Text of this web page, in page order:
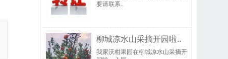
要请联系..
柳城凉水山采摘开园啦..
我家沃柑果园在柳城凉水山采摘开